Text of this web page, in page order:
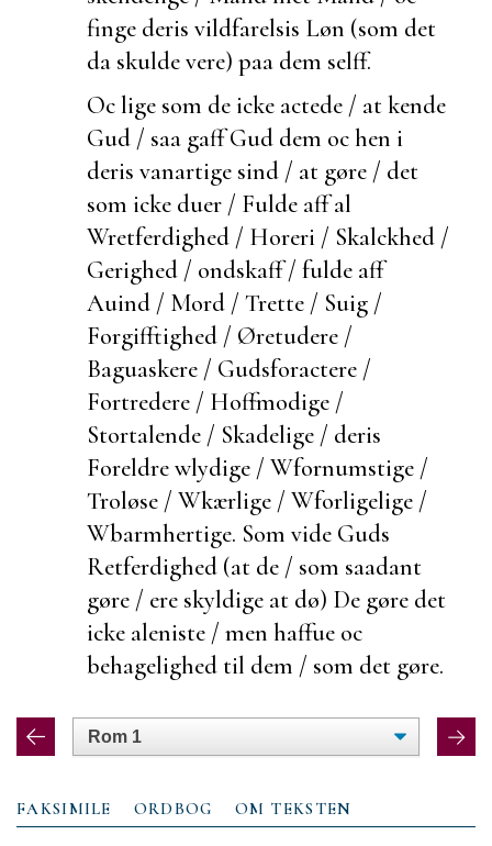
finge deris vildfarelsis Løn (som det
da skulde vere) paa dem selff.
Oc lige som de icke actede / at kende
Gud / saa gaff Gud dem oc hen i
deris vanartige sind / at gøre / det
som icke duer / Fulde aff al
Wretferdighed / Horeri / Skalckhed /
Gerighed / ondskaff / fulde aff
Auind / Mord / Trette / Suig /
Forgifftighed / Øretudere /
Baguaskere / Gudsforactere /
Fortredere / Hoffmodige /
Stortalende / Skadelige / deris
Foreldre wlydige / Wfornumstige /
Troløse / Wkærlige / Wforligelige /
Wbarmhertige. Som vide Guds
Retferdighed (at de / som saadant
gøre / ere skyldige at dø) De gøre det
icke aleniste / men haffue oc
behagelighed til dem / som det gøre.
FAKSIMILE ORDBOG OM TEKSTEN